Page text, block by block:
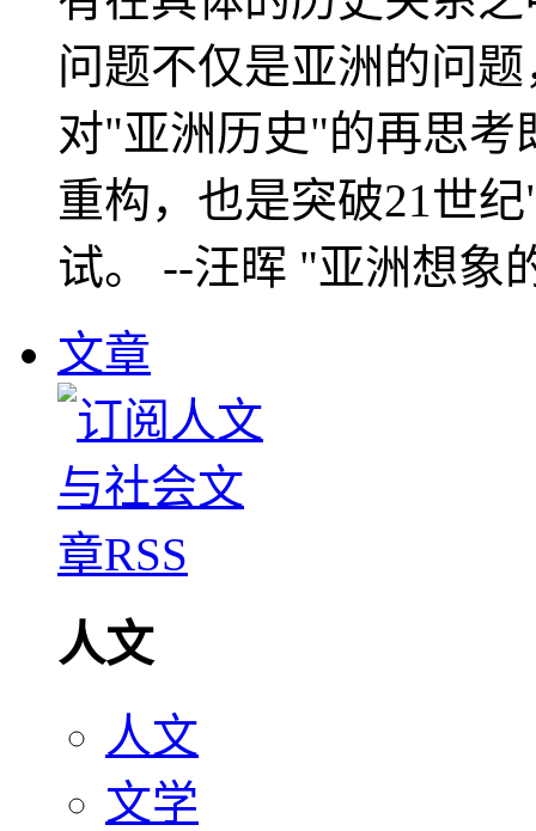
问题不仅是亚洲的问
对"亚洲历史"的再思考
重构，也是突破21世
试。 --汪晖 "亚洲想象
文章
人文
人文
文学